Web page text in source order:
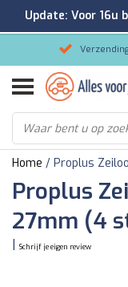
Home / Proplus
Proplus
27mm (4
Schrijf je eigen review
Update: Voor 16u